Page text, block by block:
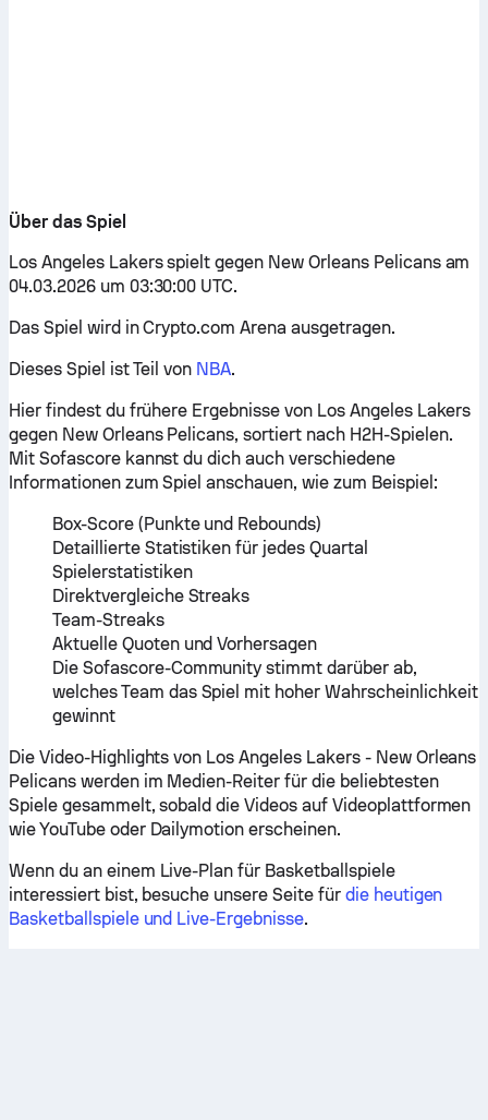
Über das Spiel
Los Angeles Lakers spielt gegen New Orleans Pelicans am
04.03.2026 um 03:30:00 UTC.
Das Spiel wird in Crypto.com Arena ausgetragen.
Dieses Spiel ist Teil von NBA.
Hier findest du frühere Ergebnisse von Los Angeles Lakers
gegen New Orleans Pelicans, sortiert nach H2H-Spielen.
Mit Sofascore kannst du dich auch verschiedene
Informationen zum Spiel anschauen, wie zum Beispiel:
Box-Score (Punkte und Rebounds)
Detaillierte Statistiken für jedes Quartal
Spielerstatistiken
Direktvergleiche Streaks
Team-Streaks
Aktuelle Quoten und Vorhersagen
Die Sofascore-Community stimmt darüber ab,
welches Team das Spiel mit hoher Wahrscheinlichkeit
gewinnt
Die Video-Highlights von Los Angeles Lakers - New Orleans
Pelicans werden im Medien-Reiter für die beliebtesten
Spiele gesammelt, sobald die Videos auf Videoplattformen
wie YouTube oder Dailymotion erscheinen.
Wenn du an einem Live-Plan für Basketballspiele
interessiert bist, besuche unsere Seite für die heutigen
Basketballspiele und Live-Ergebnisse.